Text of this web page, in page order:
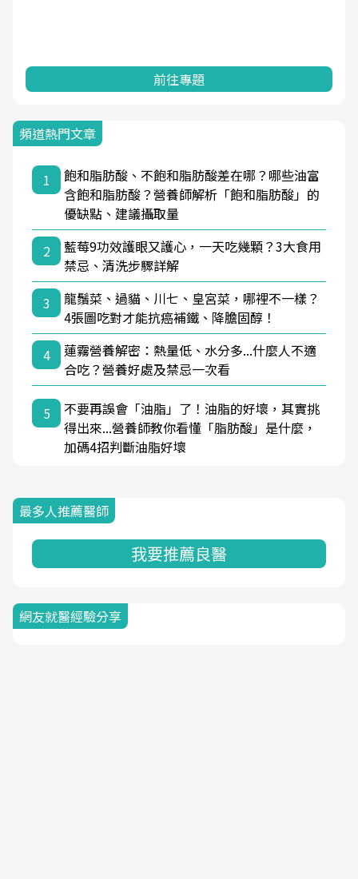
前往專題
頻道熱門文章
1
飽和脂肪酸、不飽和脂肪酸差在哪？哪些油富
含飽和脂肪酸？營養師解析「飽和脂肪酸」的
優缺點、建議攝取量
2
藍莓9功效護眼又護心，一天吃幾顆？3大食用
禁忌、清洗步驟詳解
3
龍鬚菜、過貓、川七、皇宮菜，哪裡不一樣？
4張圖吃對才能抗癌補鐵、降膽固醇！
4
蓮霧營養解密：熱量低、水分多...什麼人不適
合吃？營養好處及禁忌一次看
5
不要再誤會「油脂」了！油脂的好壞，其實挑
得出來...營養師教你看懂「脂肪酸」是什麼，
加碼4招判斷油脂好壞
最多人推薦醫師
我要推薦良醫
網友就醫經驗分享